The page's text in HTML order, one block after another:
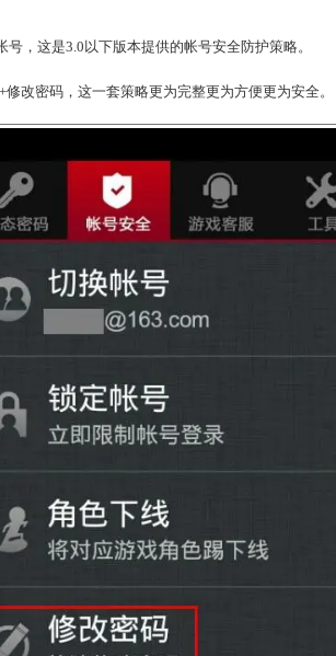
码功能。
+锁定帐号，这是3.0以下版本提供的帐
定帐号+修改密码，这一套策略更为完整